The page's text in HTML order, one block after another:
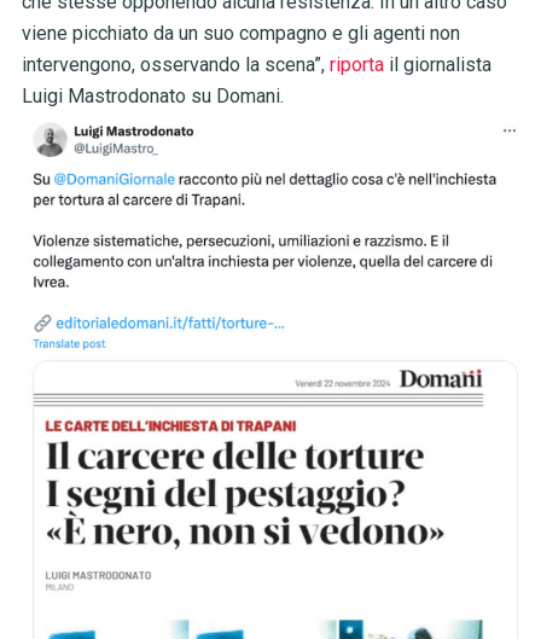
viene picchiato da un suo compagno e gli agenti non
intervengono, osservando la scena”, riportail giornalista
Luigi Mastrodonato su Domani.